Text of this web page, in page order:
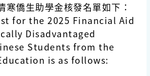
寒僑生助學金核發名單如下：
for the 2025 Financial Aid
Disadvantaged
Students from the
is as follows: